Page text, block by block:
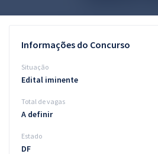
Conteúdo gratuito
Blog
Informações do Concurso
Situação
Edital iminente
Total de vagas
A definir
Estado
DF